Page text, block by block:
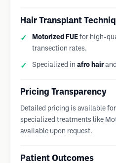
Hair Transplant
Motorized FUE for high-
transection rates.
Specialized in afro hairand
Pricing Transparency
Detailed pricing is available
specialized treatments like
available upon request.
Patient Outcomes